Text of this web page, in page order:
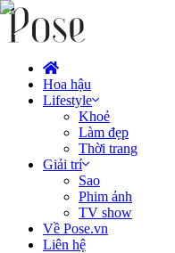
Hoa hậu
Lifestyle
Khoẻ
Làm đẹp
Thời trang
Giải trí
Sao
Phim ảnh
TV show
Về Pose.vn
Liên hệ